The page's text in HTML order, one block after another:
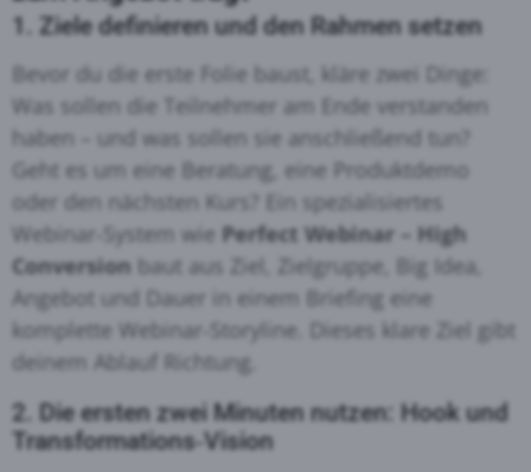
1. Ziele definieren und den Rahmen setzen
Bevor du die erste Folie baust, kläre zwei Dinge:
Was sollen die Teilnehmer am Ende verstanden
haben – und was sollen sie anschließend tun?
Geht es um eine Beratung, eine Produktdemo
oder den nächsten Kurs? Ein spezialisiertes
Webinar‑System wie Perfect Webinar – High
Conversion baut aus Ziel, Zielgruppe, Big Idea,
Angebot und Dauer in einem Briefing eine
komplette Webinar‑Storyline. Dieses klare Ziel gibt
deinem Ablauf Richtung.
2. Die ersten zwei Minuten nutzen: Hook und
Transformations‑Vision